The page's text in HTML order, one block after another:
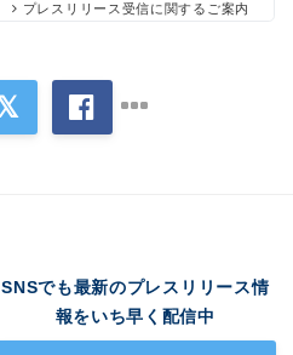
プレスリリース受信に関するご案内
SNSでも最新のプレスリリース情
報をいち早く配信中